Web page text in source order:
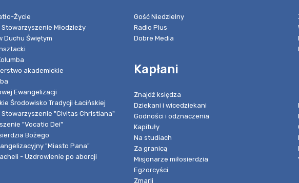
Życie
Młodzieży
Duchu Świętym
akademickie
Ewangelizacji
Środowisko Tradycji Łacińskiej
Stowarzyszenie "Civitas Christiana"
"Vocatio Dei"
Bożego
"Miasto Pana"
- Uzdrowienie po aborcji
Gość Niedzielny
Radio Plus
Dobre Media
Kapłani
Znajdź księdza
Dziekani i wicedziekani
Godności i odznaczenia
Kapituły
Na studiach
Za granicą
Misjonarze miłosierdzia
Egzorcyści
Zmarli